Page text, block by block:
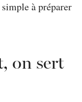
on sert